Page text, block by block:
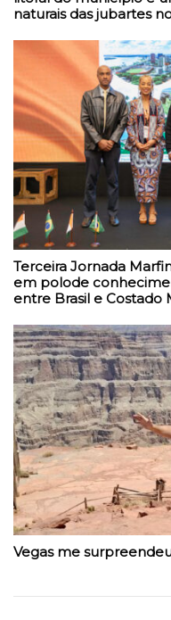
naturais das jubartes
Terceira Jornada
em polode
entre Brasil e Costado
Vegas me